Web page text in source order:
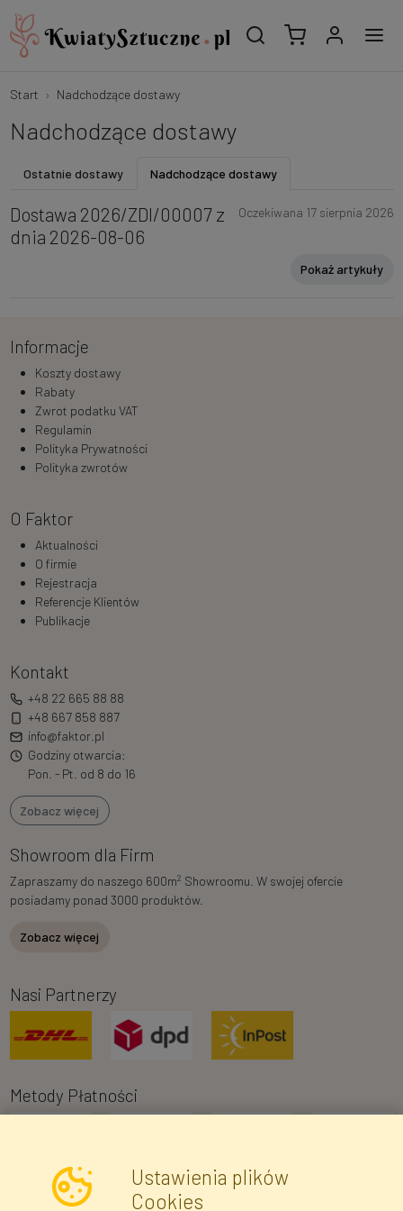
Start Nadchodzące dostawy
Nadchodzące dostawy
Ostatnie dostawy Nadchodzące dostawy
Oczekiwana 17 sierpnia 2026
Dostawa 2026/ZDI/00007 z
dnia 2026-08-06
Pokaż artykuły
Informacje
Koszty dostawy
Rabaty
Zwrot podatku VAT
Regulamin
Polityka Prywatności
Polityka zwrotów
O Faktor
Aktualności
O firmie
Rejestracja
Referencje Klientów
Publikacje
Kontakt
+48 22 665 88 88
+48 667 858 887
info@faktor.pl
Godziny otwarcia:
Pon. - Pt. od 8 do 16
Zobacz więcej
Showroom dla Firm
Zapraszamy do naszego 600m2 Showroomu. W swojej ofercie
posiadamy ponad 3000 produktów.
Zobacz więcej
Nasi Partnerzy
Metody Płatności
Ustawienia plików
Cookies